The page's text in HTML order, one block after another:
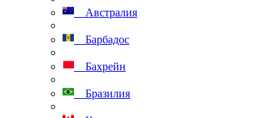
Австралия
Барбадос
Бахрейн
Бразилия